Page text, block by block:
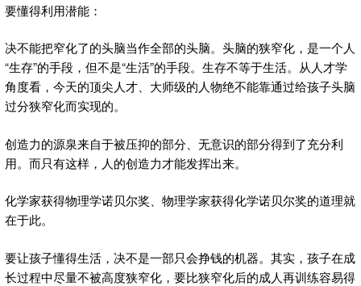
要懂得利用潜能：
决不能把窄化了的头脑当作全部的头脑。头脑的狭窄化，是一个人
“生存”的手段，但不是“生活”的手段。生存不等于生活。从人才学
角度看，今天的顶尖人才、大师级的人物绝不能靠通过给孩子头脑
过分狭窄化而实现的。
创造力的源泉来自于被压抑的部分、无意识的部分得到了充分利
用。而只有这样，人的创造力才能发挥出来。
化学家获得物理学诺贝尔奖、物理学家获得化学诺贝尔奖的道理就
在于此。
要让孩子懂得生活，决不是一部只会挣钱的机器。其实，孩子在成
长过程中尽量不被高度狭窄化，要比狭窄化后的成人再训练容易得